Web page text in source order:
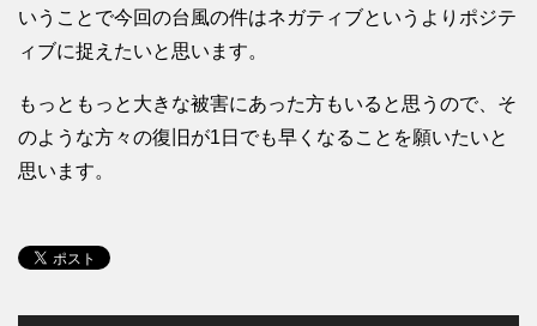
いうことで今回の台風の件はネガティブというよりポジテ
ィブに捉えたいと思います。
もっともっと大きな被害にあった方もいると思うので、そ
のような方々の復旧が1日でも早くなることを願いたいと
思います。